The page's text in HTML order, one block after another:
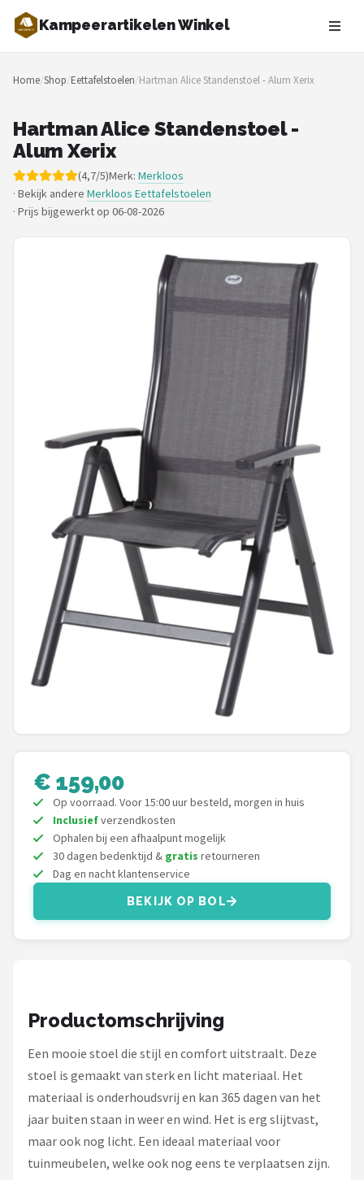
Kampeerartikelen Winkel
Zoeken
NAVIGATIE
Merken
Blog
Tenten
POPULAIRE MERKEN
Intex
Eurotrail
Camp
LifeGoods
Bo-Camp
Gimeg
Campingaz
Quechua
Alle merken →
Home/Shop/Eettafelstoelen/Hartman Alice Standenstoel - Alum Xerix
Hartman Alice Standenstoel -
Alum Xerix
(4,7/5)Merk: Merkloos
· Bekijk andere Merkloos Eettafelstoelen
· Prijs bijgewerkt op 06-08-2026
€ 159,00
Op voorraad. Voor 15:00 uur besteld, morgen in huis
Inclusiefverzendkosten
Ophalen bij een afhaalpunt mogelijk
30 dagen bedenktijd & gratis retourneren
Dag en nacht klantenservice
BEKIJK OP BOL
Productomschrijving
Een mooie stoel die stijl en comfort uitstraalt. Deze
stoel is gemaakt van sterk en licht materiaal. Het
materiaal is onderhoudsvrij en kan 365 dagen van het
jaar buiten staan in weer en wind. Het is erg slijtvast,
maar ook nog licht. Een ideaal materiaal voor
tuinmeubelen, welke ook nog eens te verplaatsen zijn.